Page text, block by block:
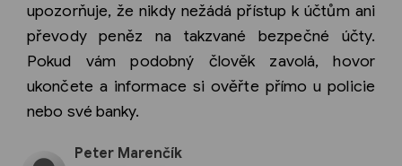
upozorňuje, že nikdy nežádá přístup k účtům ani
převody peněz na takzvané bezpečné účty.
Pokud vám podobný člověk zavolá, hovor
ukončete a informace si ověřte přímo u policie
nebo své banky.
Peter Marenčík